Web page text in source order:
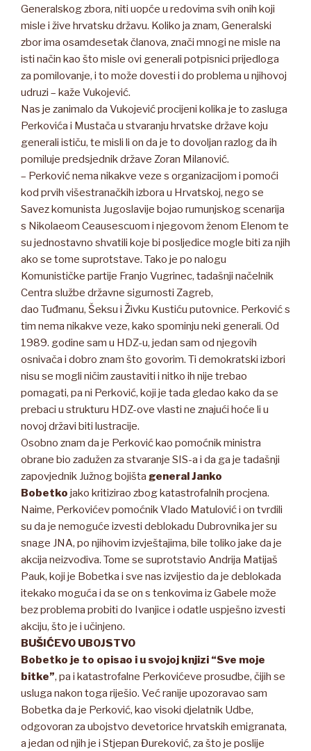
Generalskog zbora, niti uopće u redovima svih onih koji
misle i žive hrvatsku državu. Koliko ja znam, Generalski
zbor ima osamdesetak članova, znači mnogi ne misle na
isti način kao što misle ovi generali potpisnici prijedloga
za pomilovanje, i to može dovesti i do problema u njihovoj
udruzi – kaže Vukojević.
Nas je zanimalo da Vukojević procijeni kolika je to zasluga
Perkovića i Mustača u stvaranju hrvatske države koju
generali ističu, te misli li on da je to dovoljan razlog da ih
pomiluje predsjednik države Zoran Milanović.
– Perković nema nikakve veze s organizacijom i pomoći
kod prvih višestranačkih izbora u Hrvatskoj, nego se
Savez komunista Jugoslavije bojao rumunjskog scenarija
s Nikolaeom Ceausescuom i njegovom ženom Elenom te
su jednostavno shvatili koje bi posljedice mogle biti za njih
ako se tome suprotstave. Tako je po nalogu
Komunističke partije Franjo Vugrinec, tadašnji načelnik
Centra službe državne sigurnosti Zagreb,
dao Tuđmanu, Šeksu i Živku Kustiću putovnice. Perković s
tim nema nikakve veze, kako spominju neki generali. Od
1989. godine sam u HDZ-u, jedan sam od njegovih
osnivača i dobro znam što govorim. Ti demokratski izbori
nisu se mogli ničim zaustaviti i nitko ih nije trebao
pomagati, pa ni Perković, koji je tada gledao kako da se
prebaci u strukturu HDZ-ove vlasti ne znajući hoće li u
novoj državi biti lustracije.
Osobno znam da je Perković kao pomoćnik ministra
obrane bio zadužen za stvaranje SIS-a i da ga je tadašnji
zapovjednik Južnog bojišta generalJanko
Bobetko jako kritizirao zbog katastrofalnih procjena.
Naime, Perkovićev pomoćnik Vlado Matulović i on tvrdili
su da je nemoguće izvesti deblokadu Dubrovnika jer su
snage JNA, po njihovim izvještajima, bile toliko jake da je
akcija neizvodiva. Tome se suprotstavio Andrija Matijaš
Pauk, koji je Bobetka i sve nas izvijestio da je deblokada
itekako moguća i da se on s tenkovima iz Gabele može
bez problema probiti do Ivanjice i odatle uspješno izvesti
akciju, što je i učinjeno.
BUŠIĆEVO UBOJSTVO
Bobetko je to opisao i u svojoj knjizi “Sve moje
bitke”, pa i katastrofalne Perkovićeve prosudbe, čijih se
usluga nakon toga riješio. Već ranije upozoravao sam
Bobetka da je Perković, kao visoki djelatnik Udbe,
odgovoran za ubojstvo devetorice hrvatskih emigranata,
a jedan od njih je i Stjepan Đureković, za što je poslije